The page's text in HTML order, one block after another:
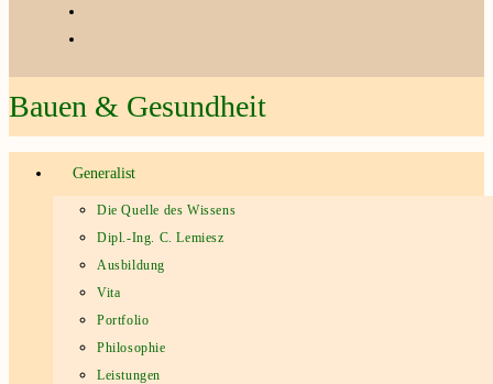
Bauen & Gesundheit
Generalist
Die Quelle des Wissens
Dipl.-Ing. C. Lemiesz
Ausbildung
Vita
Portfolio
Philosophie
Leistungen